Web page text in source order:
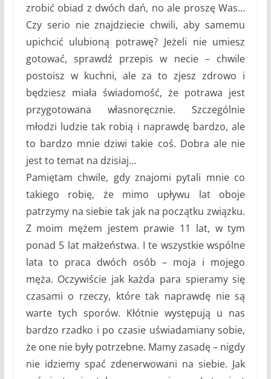
zrobić obiad z dwóch dań, no ale proszę Was…
Czy serio nie znajdziecie chwili, aby samemu
upichcić ulubioną potrawę? Jeżeli nie umiesz
gotować, sprawdź przepis w necie – chwile
postoisz w kuchni, ale za to zjesz zdrowo i
będziesz miała świadomość, że potrawa jest
przygotowana własnoręcznie. Szczególnie
młodzi ludzie tak robią i naprawdę bardzo, ale
to bardzo mnie dziwi takie coś. Dobra ale nie
jest to temat na dzisiaj…
Pamiętam chwile, gdy znajomi pytali mnie co
takiego robię, że mimo upływu lat oboje
patrzymy na siebie tak jak na początku związku.
Z moim mężem jestem prawie 11 lat, w tym
ponad 5 lat małżeństwa. I te wszystkie wspólne
lata to praca dwóch osób – moja i mojego
męża. Oczywiście jak każda para spieramy się
czasami o rzeczy, które tak naprawdę nie są
warte tych sporów. Kłótnie występują u nas
bardzo rzadko i po czasie uświadamiany sobie,
że one nie były potrzebne. Mamy zasadę – nigdy
nie idziemy spać zdenerwowani na siebie. Jak